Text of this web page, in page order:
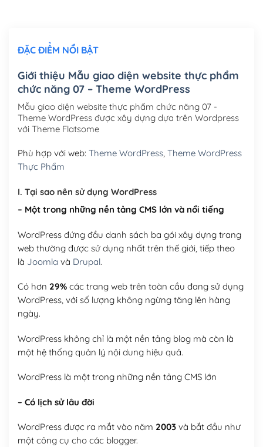
Mua thêm Host + Tên miền
Tên miền quốc tế .com .net .org (1 năm)
(+300,000₫)
Tên miền Việt Nam .vn (1 năm)(+550,000₫)
Hosting 2GB SSD (1 năm)(+450,000₫)
Hosting 5GB SSD (1 năm)
ĐẶC ĐIỂM NỔI BẬT
Giới thiệu Mẫu giao diện website thực phẩm
chức năng 07 – Theme WordPress
Mẫu giao diện website thực phẩm chức năng 07 -
Theme WordPress được xây dựng dựa trên Wordpress
với Theme Flatsome
Phù hợp với web: Theme WordPress, Theme WordPress
Thực Phẩm
I. Tại sao nên sử dụng WordPress
– Một trong những nền tảng CMS lớn và nổi tiếng
WordPress đứng đầu danh sách ba gói xây dựng trang
web thường được sử dụng nhất trên thế giới, tiếp theo
là Joomla và Drupal.
Có hơn 29%các trang web trên toàn cầu đang sử dụng
WordPress, với số lượng không ngừng tăng lên hàng
ngày.
WordPress không chỉ là một nền tảng blog mà còn là
một hệ thống quản lý nội dung hiệu quả.
WordPress là một trong những nền tảng CMS lớn
– Có lịch sử lâu đời
WordPress được ra mắt vào năm 2003và bắt đầu như
một công cụ cho các blogger.